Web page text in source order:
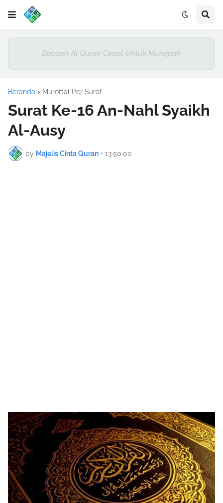
Bacaan Al Quran Cepat Untuk Murojaah
Beranda Murottal Per Surat
Surat Ke-16 An-Nahl Syaikh
Al-Ausy
by Majelis Cinta Quran • 13.50.00